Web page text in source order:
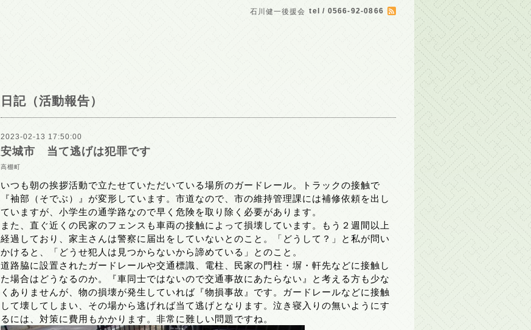
石川健一後援会 tel / 0566-92-0866
日記（活動報告）
2023-02-13 17:50:00
安城市 当て逃げは犯罪です
高棚町
いつも朝の挨拶活動で立たせていただいている場所のガードレール。トラックの接触で
『袖部（そでぶ）』が変形しています。市道なので、市の維持管理課には補修依頼を出し
ていますが、小学生の通学路なので早く危険を取り除く必要があります。
また、直ぐ近くの民家のフェンスも車両の接触によって損壊しています。もう２週間以上
経過しており、家主さんは警察に届出をしていないとのこと。「どうして？」と私が問い
かけると、「どうせ犯人は見つからないから諦めている」とのこと。
道路脇に設置されたガードレールや交通標識、電柱、民家の門柱・塀・軒先などに接触し
た場合はどうなるのか。『車同士ではないので交通事故にあたらない』と考える方も少な
くありませんが、物の損壊が発生していれば『物損事故』です。ガードレールなどに接触
して壊してしまい、その場から逃げれば当て逃げとなります。泣き寝入りの無いようにす
るには、対策に費用もかかります。非常に難しい問題ですね。